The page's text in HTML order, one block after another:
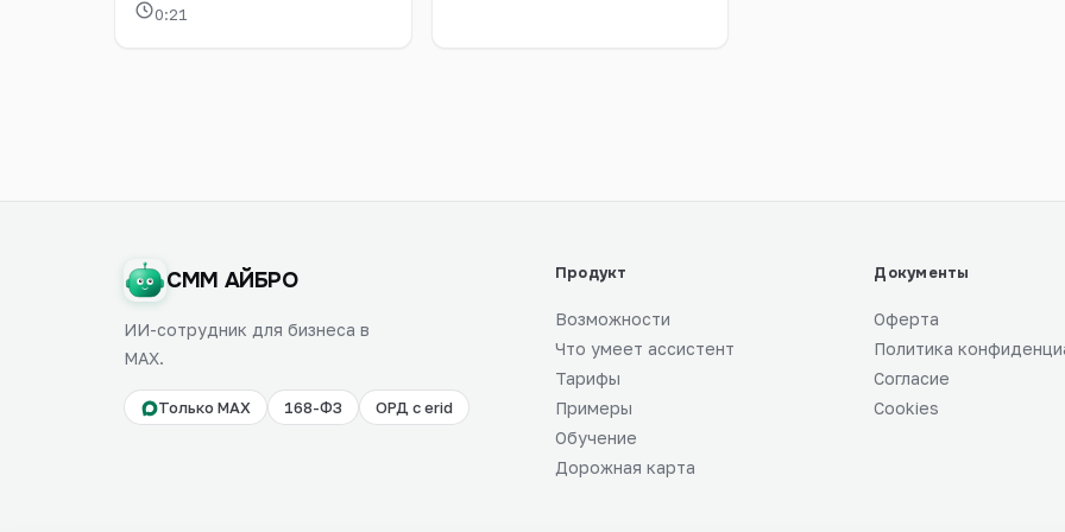
0:21
СММ АЙБРО
ИИ-сотрудник для бизнеса в
MAX.
Только MAX 168-ФЗ ОРД с erid
Продукт
Возможности
Что умеет ассистент
Тарифы
Примеры
Обучение
Дорожная карта
Документы
Оферта
Политика
Согласие
Cookies